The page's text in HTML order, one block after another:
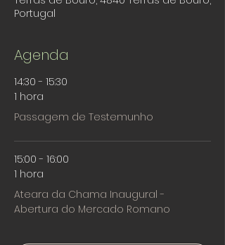
Portugal
Agenda
14:30 - 15:30
1 hora
Passagem de Testemunho
15:00 - 16:00
1 hora
Ateara da Chama Inaugural -
Abertura do Mercado Romano